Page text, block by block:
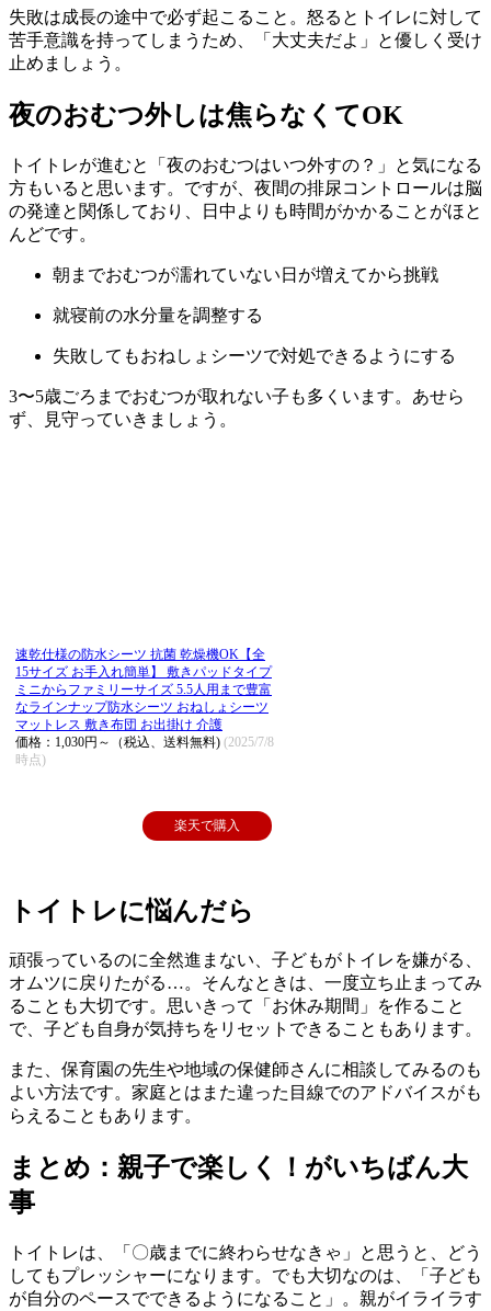
失敗は成長の途中で必ず起こること。怒るとトイレに対して
苦手意識を持ってしまうため、「大丈夫だよ」と優しく受け
止めましょう。
夜のおむつ外しは焦らなくてOK
トイトレが進むと「夜のおむつはいつ外すの？」と気になる
方もいると思います。ですが、夜間の排尿コントロールは脳
の発達と関係しており、日中よりも時間がかかることがほと
んどです。
朝までおむつが濡れていない日が増えてから挑戦
就寝前の水分量を調整する
失敗してもおねしょシーツで対処できるようにする
3〜5歳ごろまでおむつが取れない子も多くいます。あせら
ず、見守っていきましょう。
速乾仕様の防水シーツ 抗菌 乾燥機OK【全
15サイズ お手入れ簡単】 敷きパッドタイプ
ミニからファミリーサイズ 5.5人用まで豊富
なラインナップ防水シーツ おねしょシーツ
マットレス 敷き布団 お出掛け 介護
価格：1,030円～（税込、送料無料) (2025/7/8
時点)
楽天で購入
トイトレに悩んだら
頑張っているのに全然進まない、子どもがトイレを嫌がる、
オムツに戻りたがる…。そんなときは、一度立ち止まってみ
ることも大切です。思いきって「お休み期間」を作ること
で、子ども自身が気持ちをリセットできることもあります。
また、保育園の先生や地域の保健師さんに相談してみるのも
よい方法です。家庭とはまた違った目線でのアドバイスがも
らえることもあります。
まとめ：親子で楽しく！がいちばん大
事
トイトレは、「〇歳までに終わらせなきゃ」と思うと、どう
してもプレッシャーになります。でも大切なのは、「子ども
が自分のペースでできるようになること」。親がイライラす